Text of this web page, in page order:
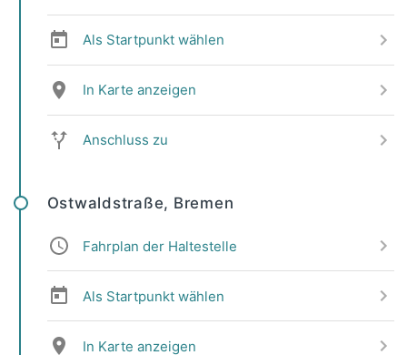
Als Startpunkt wählen
In Karte anzeigen
Anschluss zu
Ostwaldstraße, Bremen
Fahrplan der Haltestelle
Als Startpunkt wählen
In Karte anzeigen